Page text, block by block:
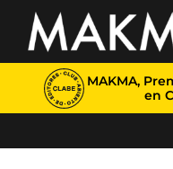
MAKMA,
en